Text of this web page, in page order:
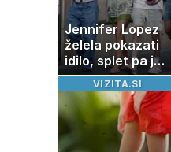
Jennifer Lopez
želela pokazati
idilo, splet pa je
razburila ena
stvar
VIZITA.SI